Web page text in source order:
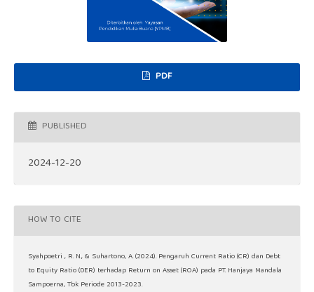
PDF
PUBLISHED
2024-12-20
HOW TO CITE
Syahpoetri , R. N., & Suhartono, A. (2024). Pengaruh Current Ratio (CR) dan Debt
to Equity Ratio (DER) terhadap Return on Asset (ROA) pada PT. Hanjaya Mandala
Sampoerna, Tbk Periode 2013-2023.